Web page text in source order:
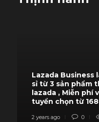
Lazada Business
sỉ từ 3 sản phẩm
lazada , Miễn phí
tuyển chọn từ
2 years ago 0